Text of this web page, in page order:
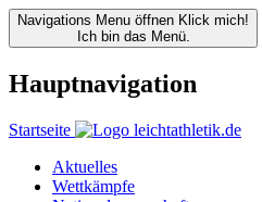
Navigations Menu öffnen Klick mich!
Ich bin das Menü.
Hauptnavigation
Startseite
Aktuelles
Wettkämpfe